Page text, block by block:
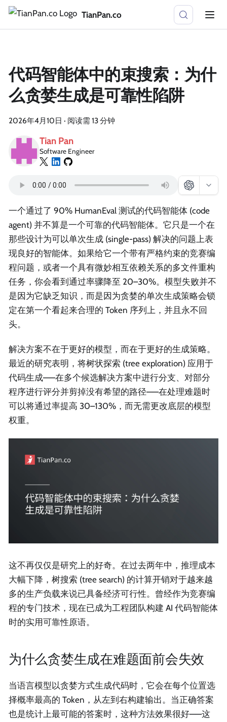
TianPan.co
代码智能体中的束搜索：为什
么贪婪生成是可靠性陷阱
2026年4月10日 · 阅读需 13 分钟
Tian Pan
Software Engineer
一个通过了 90% HumanEval 测试的代码智能体 (code
agent) 并不算是一个可靠的代码智能体。它只是一个在
那些设计为可以单次生成 (single-pass) 解决的问题上表
现良好的智能体。如果给它一个带有严格约束的竞赛编
程问题，或者一个具有微妙相互依赖关系的多文件重构
任务，你会看到通过率骤降至 20–30%。模型失败并不
是因为它缺乏知识，而是因为贪婪的单次生成策略会锁
定在第一个看起来合理的 Token 序列上，并且永不回
头。
解决方案不在于更好的模型，而在于更好的生成策略。
最近的研究表明，将树状探索 (tree exploration) 应用于
代码生成——在多个候选解决方案中进行分支、对部分
程序进行评分并剪掉没有希望的路径——在处理难题时
可以将通过率提高 30–130%，而无需更改底层的模型
权重。
这不再仅仅是研究上的好奇。在过去两年中，推理成本
大幅下降，树搜索 (tree search) 的计算开销对于越来越
多的生产负载来说已具备经济可行性。曾经作为竞赛编
程的专门技术，现在已成为工程团队构建 AI 代码智能体
时的实用可靠性原语。
为什么贪婪生成在难题面前会失效
当语言模型以贪婪方式生成代码时，它会在每个位置选
择概率最高的 Token，从左到右构建输出。当正确答案
也是统计上最可能的答案时，这种方法效果很好——这